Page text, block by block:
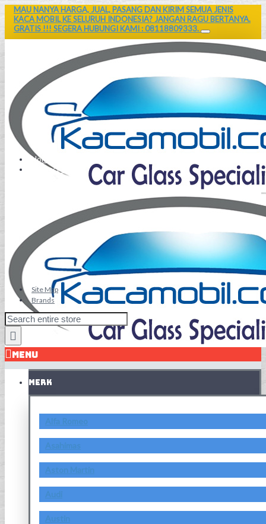
MAU NANYA HARGA, JUAL, PASANG DAN KIRIM SEMUA JENIS
KACA MOBIL KE SELURUH INDONESIA? JANGAN RAGU BERTANYA.
GRATIS !!! SEGERA HUBUNGI KAMI : 08118809333.
Home
Contact Us
Site Map
Brands
MENU
MERK
Alfa Romeo
Asahimas
Aston Martin
Audi
Austin